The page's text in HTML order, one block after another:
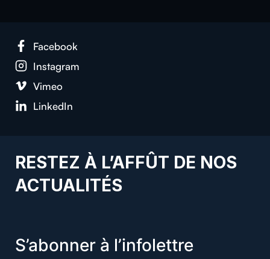
Face­book
Insta­gram
Vimeo
LinkedIn
RESTEZ À L’AFFÛT DE NOS
ACTUALITÉS
S’abonner à l’infolettre